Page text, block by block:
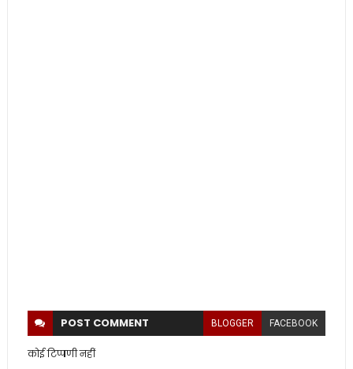
POST COMMENT BLOGGER FACEBOOK
कोई टिप्पणी नहीं